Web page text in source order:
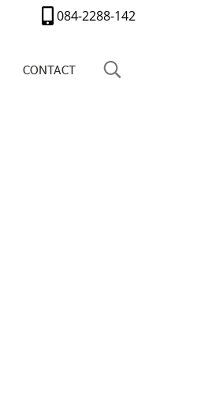
084-2288-142
CONTACT